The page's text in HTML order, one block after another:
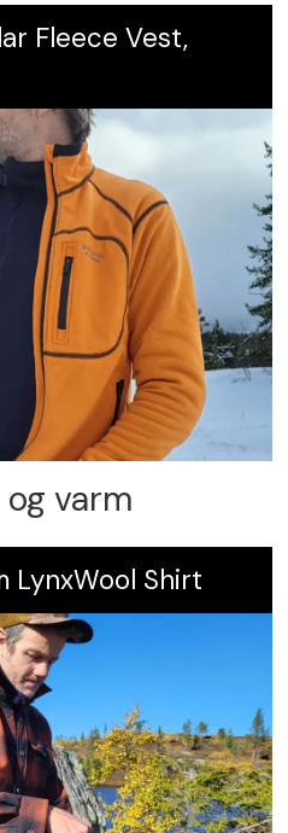
Fleece Vest,
varm
LynxWool Shirt